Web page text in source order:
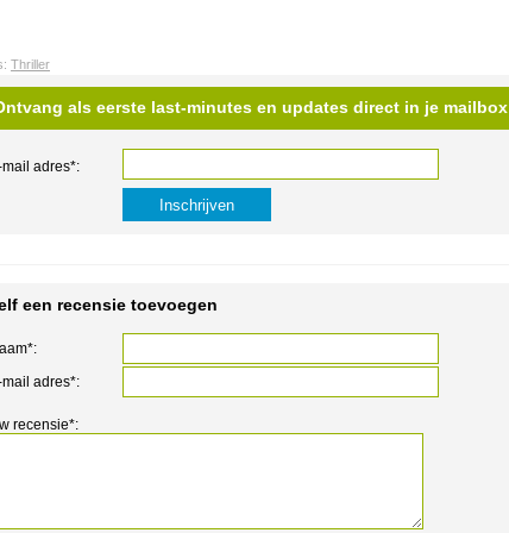
Thriller
als eerste last-minutes en updates direct in je mailbox
mail adres*:
een recensie toevoegen
mail adres*:
recensie*: